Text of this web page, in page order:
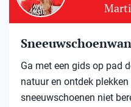
Ga met een gids op pad
natuur en ontdek
sneeuwschoenen niet